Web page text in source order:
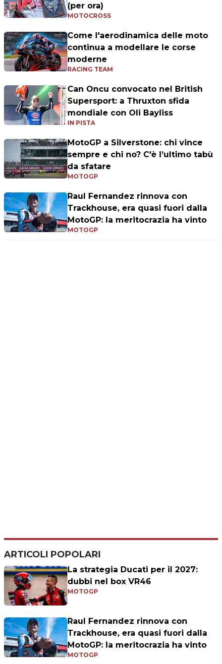
(per ora)
MOTOCROSS
Come l'aerodinamica delle moto
continua a modellare le corse
moderne
RACING TEAM
Can Oncu convocato nel British
Supersport: a Thruxton sfida
mondiale con Oli Bayliss
IN PISTA
MotoGP a Silverstone: chi vince
sempre e chi no? C'è l’ultimo tabù
da sfatare
MOTOGP
Raul Fernandez rinnova con
Trackhouse, era quasi fuori dalla
MotoGP: la meritocrazia ha vinto
MOTOGP
ARTICOLI POPOLARI
La strategia Ducati per il 2027:
dubbi nel box VR46
MOTOGP
Raul Fernandez rinnova con
Trackhouse, era quasi fuori dalla
MotoGP: la meritocrazia ha vinto
MOTOGP